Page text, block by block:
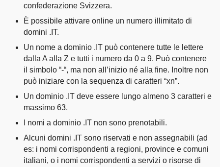
confederazione Svizzera.
È possibile attivare online un numero illimitato di
domini .IT.
Un nome a dominio .IT può contenere tutte le lettere
dalla A alla Z e tutti i numero da 0 a 9. Può contenere
il simbolo “-“, ma non all’inizio né alla fine. Inoltre non
può iniziare con la sequenza di caratteri “xn”.
Un dominio .IT deve essere lungo almeno 3 caratteri e
massimo 63.
I nomi a dominio .IT non sono prenotabili.
Alcuni domini .IT sono riservati e non assegnabili (ad
es: i nomi corrispondenti a regioni, province e comuni
italiani, o i nomi corrispondenti a servizi o risorse di